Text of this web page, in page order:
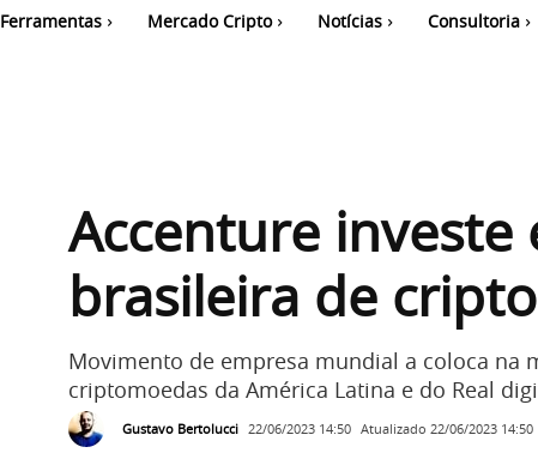
Ferramentas Mercado Cripto Notícias Consultoria
Accenture
brasileira de
Movimento de empresa mundial a coloca na
criptomoedas da América Latina e do Real
Gustavo Bertolucci 22/06/2023 14:50 Atualizado 22/06/2023 14:50